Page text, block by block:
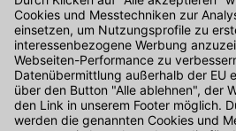
Kontakt
Unser Onlineshop Team ist montags bis
Uhr unter der Telefonnummer07071 /